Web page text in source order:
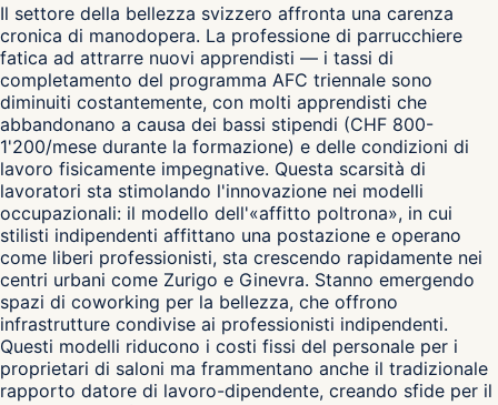
Il settore della bellezza svizzero affronta una carenza
cronica di manodopera. La professione di parrucchiere
fatica ad attrarre nuovi apprendisti — i tassi di
completamento del programma AFC triennale sono
diminuiti costantemente, con molti apprendisti che
abbandonano a causa dei bassi stipendi (CHF 800-
1'200/mese durante la formazione) e delle condizioni di
lavoro fisicamente impegnative. Questa scarsità di
lavoratori sta stimolando l'innovazione nei modelli
occupazionali: il modello dell'«affitto poltrona», in cui
stilisti indipendenti affittano una postazione e operano
come liberi professionisti, sta crescendo rapidamente nei
centri urbani come Zurigo e Ginevra. Stanno emergendo
spazi di coworking per la bellezza, che offrono
infrastrutture condivise ai professionisti indipendenti.
Questi modelli riducono i costi fissi del personale per i
proprietari di saloni ma frammentano anche il tradizionale
rapporto datore di lavoro-dipendente, creando sfide per il